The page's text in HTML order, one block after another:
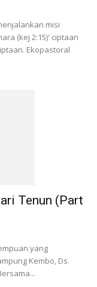
misi
(kej 2:15)' ciptaan
Ekopastoral
Tenun (Part
yang
Kembo, Ds.